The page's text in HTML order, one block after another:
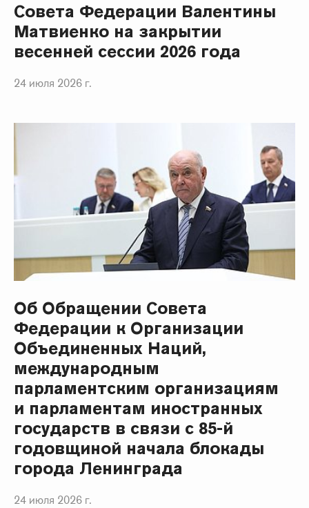
Совета Федерации Валентины
Матвиенко на закрытии
весенней сессии 2026 года
24 июля 2026 г.
Об Обращении Совета
Федерации к Организации
Объединенных Наций,
международным
парламентским организациям
и парламентам иностранных
государств в связи с 85-й
годовщиной начала блокады
города Ленинграда
24 июля 2026 г.